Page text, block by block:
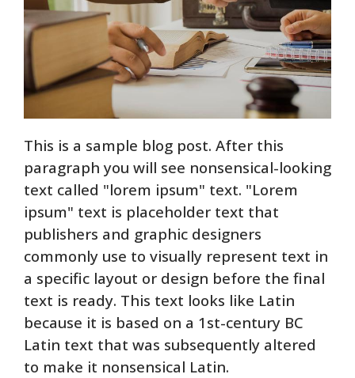
This is a sample blog post. After this
paragraph you will see nonsensical-looking
text called "lorem ipsum" text. "Lorem
ipsum" text is placeholder text that
publishers and graphic designers
commonly use to visually represent text in
a specific layout or design before the final
text is ready. This text looks like Latin
because it is based on a 1st-century BC
Latin text that was subsequently altered
to make it nonsensical Latin.